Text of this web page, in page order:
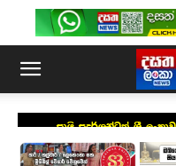
සායි සුදර්ශන්ටත් ශ්‍රී